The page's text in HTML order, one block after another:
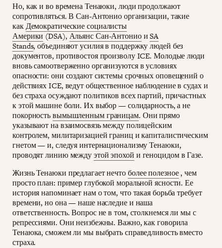
Но, как и во времена Тенаюки, люди продолжают
сопротивляться. В Сан-Антонио организации, такие
какДемократические социалисты
Америки (DSA), Альянс Сан-АнтониоиSA
Stands, объединяют усилия в поддержку людей без
документов, противостоя произволу ICE. Молодые люди
вновь самоотверженно организуются в условиях
опасности: они создают системы срочных оповещений о
действиях ICE, ведут общественное наблюдение в судах и
без страха осуждают политиков всех партий, причастных
к этой машине боли. Их выбор — солидарность, а не
покорностьвымышленным границам. Они прямо
указывают на взаимосвязь между полицейским
контролем, милитаризацией границ и капиталистическим
гнетом — и, следуя интернационализму Тенаюки,
проводят линию междуэтой эпохой и геноцидом в Газе.
Жизнь Тенаюки предлагает нечтоболее полезное, чем
просто план: пример глубокой моральной ясности. Ее
история напоминает нам о том, что такая борьба требует
времени, но она — наше наследие и наша
ответственность. Вопрос не в том, столкнемся ли мы с
репрессиями. Они неизбежны. Важно, как говорила
Тенаюка, сможем ли мы выбрать справедливость вместо
страха.